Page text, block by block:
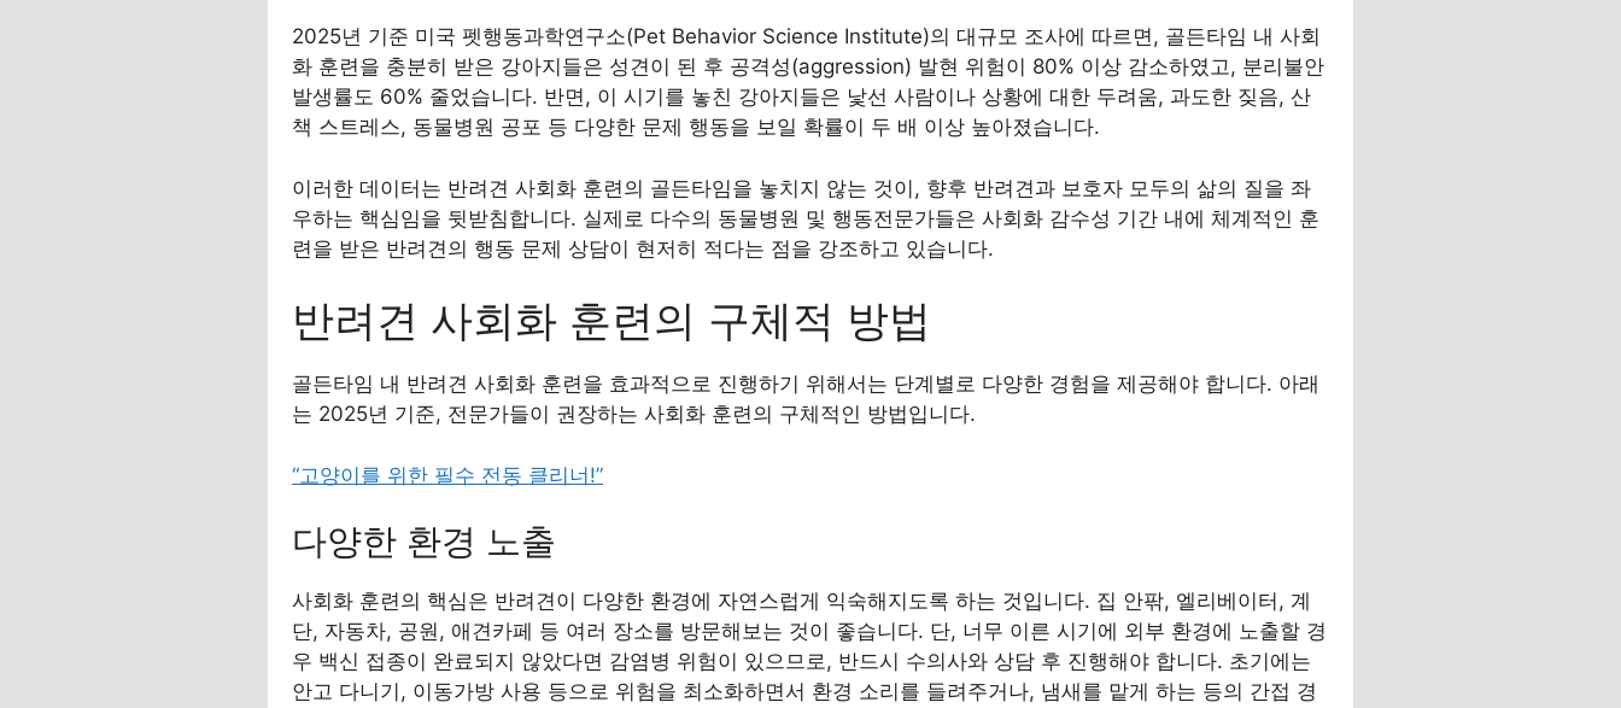
2025년 기준 미국 펫행동과학연구소(Pet Behavior Science Institute)의 대규모 조사에 따르면, 골든타임 내 사회
화 훈련을 충분히 받은 강아지들은 성견이 된 후 공격성(aggression) 발현 위험이 80% 이상 감소하였고, 분리불안
발생률도 60% 줄었습니다. 반면, 이 시기를 놓친 강아지들은 낯선 사람이나 상황에 대한 두려움, 과도한 짖음, 산
책 스트레스, 동물병원 공포 등 다양한 문제 행동을 보일 확률이 두 배 이상 높아졌습니다.
이러한 데이터는 반려견 사회화 훈련의 골든타임을 놓치지 않는 것이, 향후 반려견과 보호자 모두의 삶의 질을 좌
우하는 핵심임을 뒷받침합니다. 실제로 다수의 동물병원 및 행동전문가들은 사회화 감수성 기간 내에 체계적인 훈
련을 받은 반려견의 행동 문제 상담이 현저히 적다는 점을 강조하고 있습니다.
반려견 사회화 훈련의 구체적 방법
골든타임 내 반려견 사회화 훈련을 효과적으로 진행하기 위해서는 단계별로 다양한 경험을 제공해야 합니다. 아래
는 2025년 기준, 전문가들이 권장하는 사회화 훈련의 구체적인 방법입니다.
“고양이를 위한 필수 전동 클리너!”
다양한 환경 노출
사회화 훈련의 핵심은 반려견이 다양한 환경에 자연스럽게 익숙해지도록 하는 것입니다. 집 안팎, 엘리베이터, 계
단, 자동차, 공원, 애견카페 등 여러 장소를 방문해보는 것이 좋습니다. 단, 너무 이른 시기에 외부 환경에 노출할 경
우 백신 접종이 완료되지 않았다면 감염병 위험이 있으므로, 반드시 수의사와 상담 후 진행해야 합니다. 초기에는
안고 다니기, 이동가방 사용 등으로 위험을 최소화하면서 환경 소리를 들려주거나, 냄새를 맡게 하는 등의 간접 경